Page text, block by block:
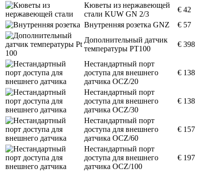
Кюветы из нержавеющей
стали KUW GN 2/3
€ 42
Внутренняя розетка GNZ
€ 57
Дополнительный датчик
температуры PT100
€ 398
Нестандартный порт
доступа для внешнего
датчика OCZ/20
€ 138
Нестандартный порт
доступа для внешнего
датчика OCZ/30
€ 138
Нестандартный порт
доступа для внешнего
датчика OCZ/60
€ 157
Нестандартный порт
доступа для внешнего
датчика OCZ/100
€ 197